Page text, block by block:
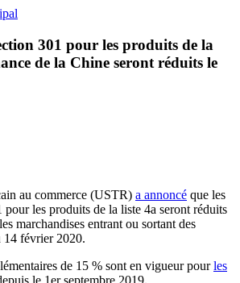
301 pour les produits de la
de la Chine seront réduits le
au commerce (USTR) a annoncé que les
pour les produits de la liste 4a seront réduits
marchandises entrant ou sortant des
14 février 2020.
de 15 % sont en vigueur pourles